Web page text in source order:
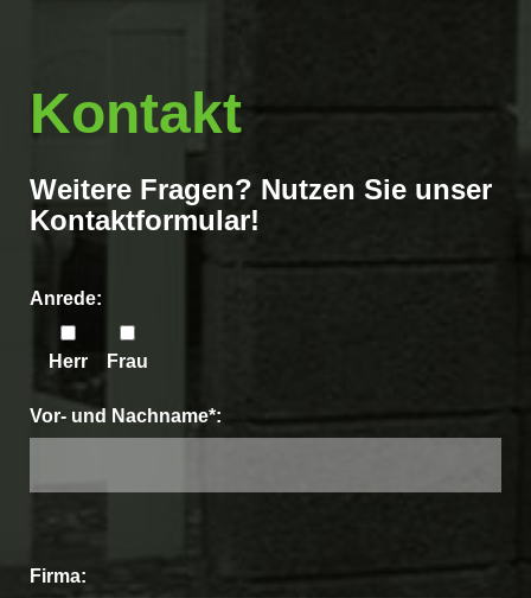
Kontakt
Weitere Fragen? Nutzen Sie unser
Kontaktformular!
Anrede:
Herr Frau
Vor- und Nachname*:
Firma: